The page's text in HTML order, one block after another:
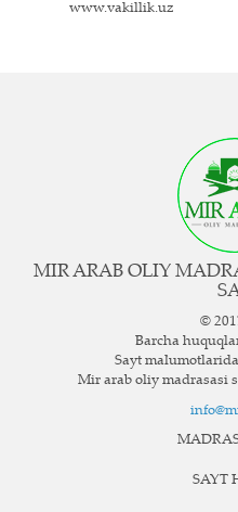
www.vakillik.uz
MIR ARAB OLIY
©
Barcha
Sayt
Mir arab oliy madrasasi
SAYT